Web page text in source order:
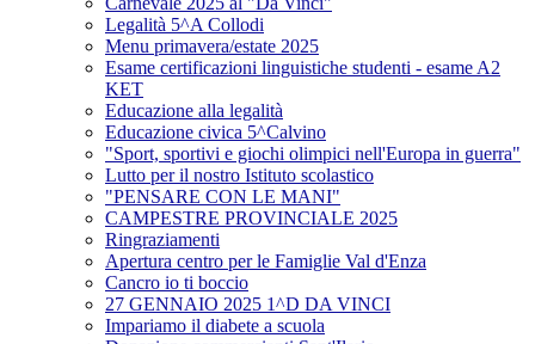
Legalità 5^A Collodi
Menu primavera/estate 2025
Esame certificazioni linguistiche studenti - esame A2
KET
Educazione alla legalità
Educazione civica 5^Calvino
"Sport, sportivi e giochi olimpici nell'Europa in guerra"
Lutto per il nostro Istituto scolastico
"PENSARE CON LE MANI"
CAMPESTRE PROVINCIALE 2025
Ringraziamenti
Apertura centro per le Famiglie Val d'Enza
Cancro io ti boccio
27 GENNAIO 2025 1^D DA VINCI
Impariamo il diabete a scuola